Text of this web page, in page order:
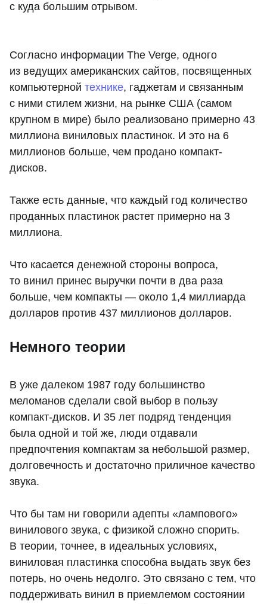
с куда большим отрывом.
Согласно информации The Verge, одного
из ведущих американских сайтов, посвященных
компьютерной технике, гаджетам и связанным
с ними стилем жизни, на рынке США (самом
крупном в мире) было реализовано примерно 43
миллиона виниловых пластинок. И это на 6
миллионов больше, чем продано компакт-
дисков.
Также есть данные, что каждый год количество
проданных пластинок растет примерно на 3
миллиона.
Что касается денежной стороны вопроса,
то винил принес выручки почти в два раза
больше, чем компакты — около 1,4 миллиарда
долларов против 437 миллионов долларов.
Немного теории
В уже далеком 1987 году большинство
меломанов сделали свой выбор в пользу
компакт-дисков. И 35 лет подряд тенденция
была одной и той же, люди отдавали
предпочтения компактам за небольшой размер,
долговечность и достаточно приличное качество
звука.
Что бы там ни говорили адепты «лампового»
винилового звука, с физикой сложно спорить.
В теории, точнее, в идеальных условиях,
виниловая пластинка способна выдать звук без
потерь, но очень недолго. Это связано с тем, что
поддерживать винил в приемлемом состоянии